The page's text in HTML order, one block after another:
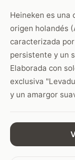
Heineken es una
origen holandés
caracterizada
persistente y un
Elaborada con
exclusiva
y un amargor